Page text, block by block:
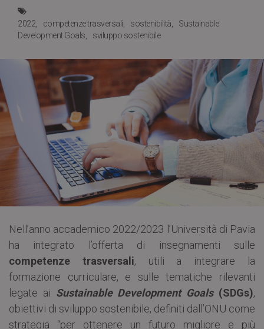
2022 competenze trasversali sostenibilità
Sustainable
Development Goals
sviluppo sostenibile
Nell’anno accademico 2022/2023 l’Università di Pavia
ha integrato l’offerta di insegnamenti sulle
competenze trasversali, utili a integrare la
formazione curriculare, e sulle tematiche rilevanti
legate ai Sustainable Development Goals (SDGs),
obiettivi di sviluppo sostenibile, definiti dall’ONU come
strategia “per ottenere un futuro migliore e più